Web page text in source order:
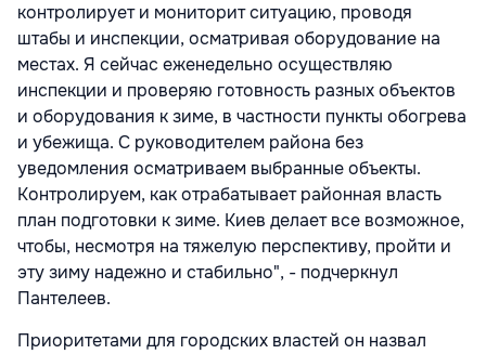
контролирует и мониторит ситуацию, проводя
штабы и инспекции, осматривая оборудование на
местах. Я сейчас еженедельно осуществляю
инспекции и проверяю готовность разных объектов
и оборудования к зиме, в частности пункты обогрева
и убежища. С руководителем района без
уведомления осматриваем выбранные объекты.
Контролируем, как отрабатывает районная власть
план подготовки к зиме. Киев делает все возможное,
чтобы, несмотря на тяжелую перспективу, пройти и
эту зиму надежно и стабильно", - подчеркнул
Пантелеев.
Приоритетами для городских властей он назвал